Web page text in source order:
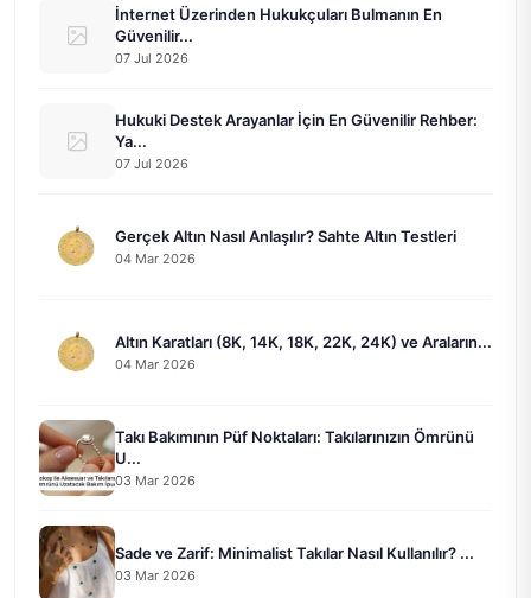
İnternet Üzerinden Hukukçuları Bulmanın En
Güvenilir...
07 Jul 2026
Hukuki Destek Arayanlar İçin En Güvenilir Rehber:
Ya...
07 Jul 2026
Gerçek Altın Nasıl Anlaşılır? Sahte Altın Testleri
04 Mar 2026
Altın Karatları (8K, 14K, 18K, 22K, 24K) ve Araların...
04 Mar 2026
Takı Bakımının Püf Noktaları: Takılarınızın Ömrünü
U...
03 Mar 2026
Sade ve Zarif: Minimalist Takılar Nasıl Kullanılır? ...
03 Mar 2026